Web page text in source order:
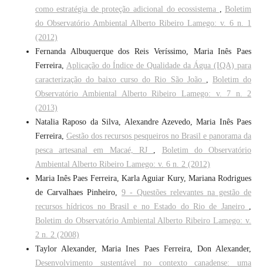
como estratégia de proteção adicional do ecossistema
Boletim
do Observatório Ambiental Alberto Ribeiro Lamego: v. 6 n. 1
(2012)
Fernanda Albuquerque dos Reis Veríssimo, Maria Inês Paes
Ferreira, Aplicação do Índice de Qualidade da Água (IQA) para
caracterização do baixo curso do Rio São João
Boletim do
Observatório Ambiental Alberto Ribeiro Lamego: v. 7 n. 2
(2013)
Natalia Raposo da Silva, Alexandre Azevedo, Maria Inês Paes
Ferreira, Gestão dos recursos pesqueiros no Brasil e panorama da
pesca artesanal em Macaé, RJ
Boletim do Observatório
Ambiental Alberto Ribeiro Lamego: v. 6 n. 2 (2012)
Maria Inês Paes Ferreira, Karla Aguiar Kury, Mariana Rodrigues
de Carvalhaes Pinheiro, 9 - Questões relevantes na gestão de
recursos hídricos no Brasil e no Estado do Rio de Janeiro
Boletim do Observatório Ambiental Alberto Ribeiro Lamego: v.
2 n. 2 (2008)
Taylor Alexander, Maria Ines Paes Ferreira, Don Alexander,
Desenvolvimento sustentável no contexto canadense: uma